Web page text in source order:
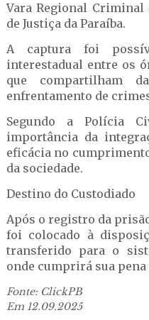
Vara Regional
de Justiça da Paraíba.
A captura foi
interestadual entre os
que compartilham
enfrentamento de
Segundo a Polícia
importância da
eficácia no
da sociedade.
Destino do Custodiado
Após o registro da
foi colocado à
transferido para o
onde cumprirá sua
Fonte: ClickPB
Em 12.09.2025